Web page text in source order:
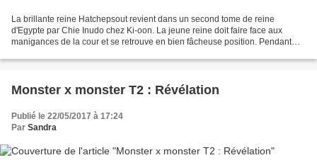
La brillante reine Hatchepsout revient dans un second tome de reine
d'Egypte par Chie Inudo chez Ki-oon. La jeune reine doit faire face aux
manigances de la cour et se retrouve en bien fâcheuse position. Pendant
Monster x monster T2 : Révélation
Publié le 22/05/2017 à 17:24
Par Sandra